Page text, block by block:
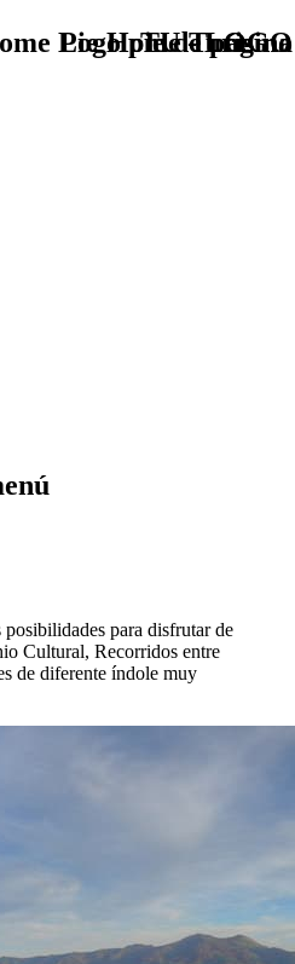
TU - LOGO
para disfrutar de
Cultural, Recorridos entre
de diferente índole muy
Logo pie de página
Pie Home Turismo